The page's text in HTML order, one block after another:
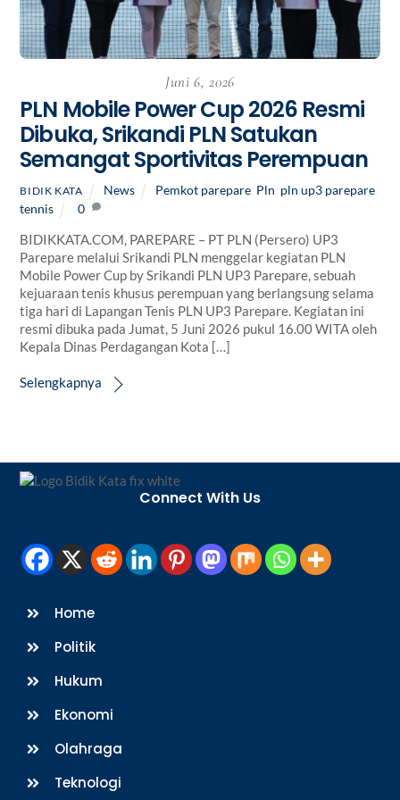
Juni 6, 2026
PLN Mobile Power Cup 2026 Resmi
Dibuka, Srikandi PLN Satukan
Semangat Sportivitas Perempuan
BIDIK KATA News Pemkot parepare, Pln pln up3 parepare,
tennis
0
BIDIKKATA.COM, PAREPARE – PT PLN (Persero) UP3
Parepare melalui Srikandi PLN menggelar kegiatan PLN
Mobile Power Cup by Srikandi PLN UP3 Parepare, sebuah
kejuaraan tenis khusus perempuan yang berlangsung selama
tiga hari di Lapangan Tenis PLN UP3 Parepare. Kegiatan ini
resmi dibuka pada Jumat, 5 Juni 2026 pukul 16.00 WITA oleh
Kepala Dinas Perdagangan Kota […]
Selengkapnya
Back
Connect With Us
Home
Politik
Hukum
Ekonomi
Olahraga
Teknologi